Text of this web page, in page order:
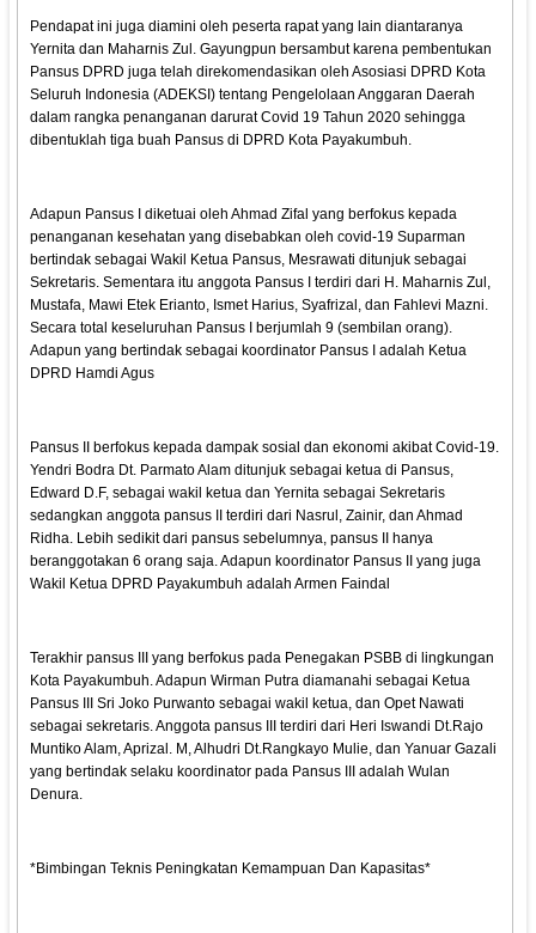
Pendapat ini juga diamini oleh peserta rapat yang lain diantaranya
Yernita dan Maharnis Zul. Gayungpun bersambut karena pembentukan
Pansus DPRD juga telah direkomendasikan oleh Asosiasi DPRD Kota
Seluruh Indonesia (ADEKSI) tentang Pengelolaan Anggaran Daerah
dalam rangka penanganan darurat Covid 19 Tahun 2020 sehingga
dibentuklah tiga buah Pansus di DPRD Kota Payakumbuh.
Adapun Pansus I diketuai oleh Ahmad Zifal yang berfokus kepada
penanganan kesehatan yang disebabkan oleh covid-19 Suparman
bertindak sebagai Wakil Ketua Pansus, Mesrawati ditunjuk sebagai
Sekretaris. Sementara itu anggota Pansus I terdiri dari H. Maharnis Zul,
Mustafa, Mawi Etek Erianto, Ismet Harius, Syafrizal, dan Fahlevi Mazni.
Secara total keseluruhan Pansus I berjumlah 9 (sembilan orang).
Adapun yang bertindak sebagai koordinator Pansus I adalah Ketua
DPRD Hamdi Agus
Pansus II berfokus kepada dampak sosial dan ekonomi akibat Covid-19.
Yendri Bodra Dt. Parmato Alam ditunjuk sebagai ketua di Pansus,
Edward D.F, sebagai wakil ketua dan Yernita sebagai Sekretaris
sedangkan anggota pansus II terdiri dari Nasrul, Zainir, dan Ahmad
Ridha. Lebih sedikit dari pansus sebelumnya, pansus II hanya
beranggotakan 6 orang saja. Adapun koordinator Pansus II yang juga
Wakil Ketua DPRD Payakumbuh adalah Armen Faindal
Terakhir pansus III yang berfokus pada Penegakan PSBB di lingkungan
Kota Payakumbuh. Adapun Wirman Putra diamanahi sebagai Ketua
Pansus III Sri Joko Purwanto sebagai wakil ketua, dan Opet Nawati
sebagai sekretaris. Anggota pansus III terdiri dari Heri Iswandi Dt.Rajo
Muntiko Alam, Aprizal. M, Alhudri Dt.Rangkayo Mulie, dan Yanuar Gazali
yang bertindak selaku koordinator pada Pansus III adalah Wulan
Denura.
*Bimbingan Teknis Peningkatan Kemampuan Dan Kapasitas*